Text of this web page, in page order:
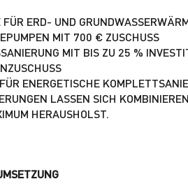
FÜR ERD- UND
MIT 700 € ZUSCHUSS
MIT BIS ZU 25 %
ENERGETISCHE
LASSEN SICH
HERAUSHOLST.